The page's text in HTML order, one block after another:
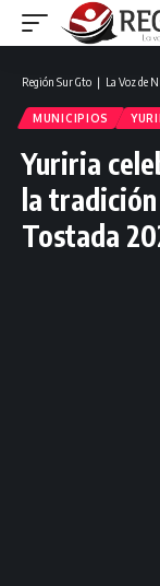
Región Sur Gto ❘ La Voz de
MUNICIPIOS
Yuriria
la tradición
Tostada